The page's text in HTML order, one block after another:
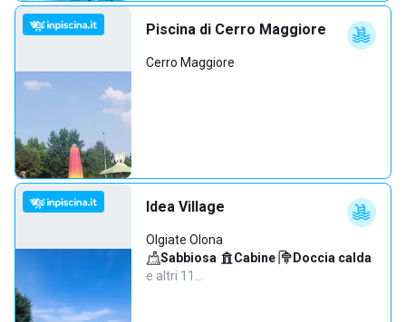
Piscina di Cerro Maggiore
Cerro Maggiore
Idea Village
Olgiate Olona
Sabbiosa· Cabine· Doccia calda·
e altri 11…